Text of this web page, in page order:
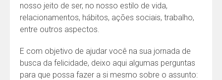
nosso jeito de ser, no nosso estilo de vida,
relacionamentos, hábitos, ações sociais, trabalho,
entre outros aspectos.
E com objetivo de ajudar você na sua jornada de
busca da felicidade, deixo aqui algumas perguntas
para que possa fazer a si mesmo sobre o assunto: